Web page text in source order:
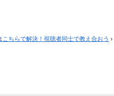
こちらで解決！視聴者同士で教え合おう ›